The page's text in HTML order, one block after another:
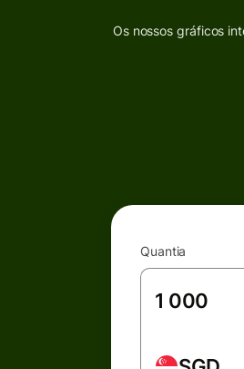
Os nossos gráficos
Quantia